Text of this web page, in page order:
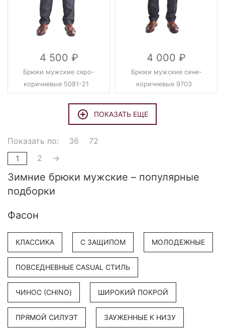
4 500
Брюки мужские серо-
коричневые 5081-21
4 000
Брюки мужские сине-
коричневые 9703
ПОКАЗАТЬ ЕЩЕ
Показать по: 36
72
1
2 →
Зимние брюки мужские – популярные
подборки
Фасон
КЛАССИКА С ЗАЩИПОМ МОЛОДЕЖНЫЕ
ПОВСЕДНЕВНЫЕ CASUAL СТИЛЬ
ЧИНОС (CHINO) ШИРОКИЙ ПОКРОЙ
ПРЯМОЙ СИЛУЭТ ЗАУЖЕННЫЕ К НИЗУ